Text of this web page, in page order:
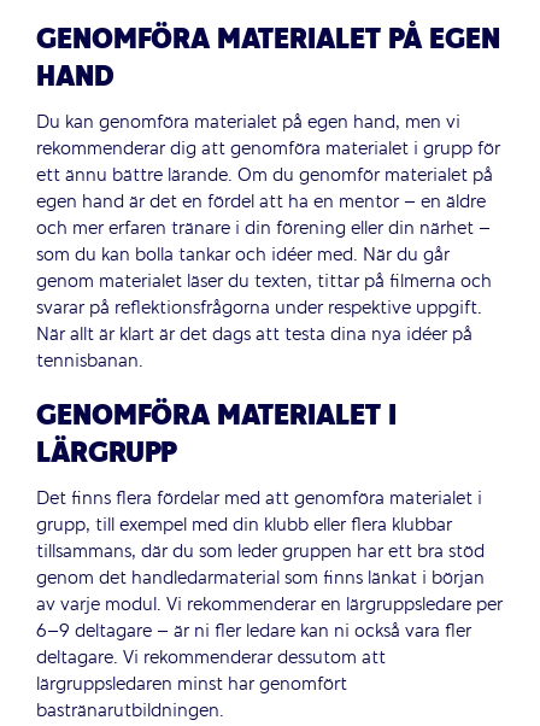
GENOMFÖRA MATERIALET PÅ EGEN
HAND
Du kan genomföra materialet på egen hand, men vi
rekommenderardig attgenomföra materialeti gruppför
ett ännu bättre lärande. Om du genomförmaterialetpå
egen hand är det en fördelatt ha en mentor– en äldre
och mer erfaren tränare i din förening eller din närhet–
som du kan bolla tankar och idéer med. När du går
genom materialet läser du texten, tittar på filmerna och
svarar på reflektionsfrågorna under respektive uppgift.
När allt är klart är det dags att testa dina nya idéer på
tennisbanan.
GENOMFÖRA MATERIALET I
LÄRGRUPP
Det finns flera fördelar med att genomföra materialet i
grupp, till exempel med din klubb eller flera klubbar
tillsammans, där du som leder gruppen har ett bra stöd
genom det handledarmaterial som finns länkat i början
av varje modul. Vi rekommenderar en lärgruppsledare per
6–9 deltagare – är ni fler ledare kan ni också vara fler
deltagare. Vi rekommenderar dessutom att
lärgruppsledaren minst har genomfört
bastränarutbildningen.